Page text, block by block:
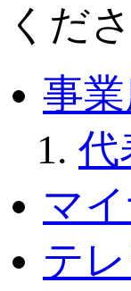
くだ
事
代
マ
テ